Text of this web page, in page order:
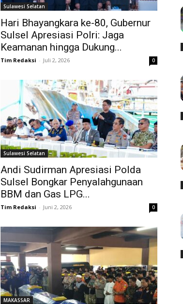
Sulawesi Selatan
Hari Bhayangkara ke-80, Gubernur
Sulsel Apresiasi Polri: Jaga
Keamanan hingga Dukung...
Tim Redaksi - Juli 2, 2026 0
Sulawesi Selatan
Andi Sudirman Apresiasi Polda
Sulsel Bongkar Penyalahgunaan
BBM dan Gas LPG...
Tim Redaksi - Juni 2, 2026 0
MAKASSAR